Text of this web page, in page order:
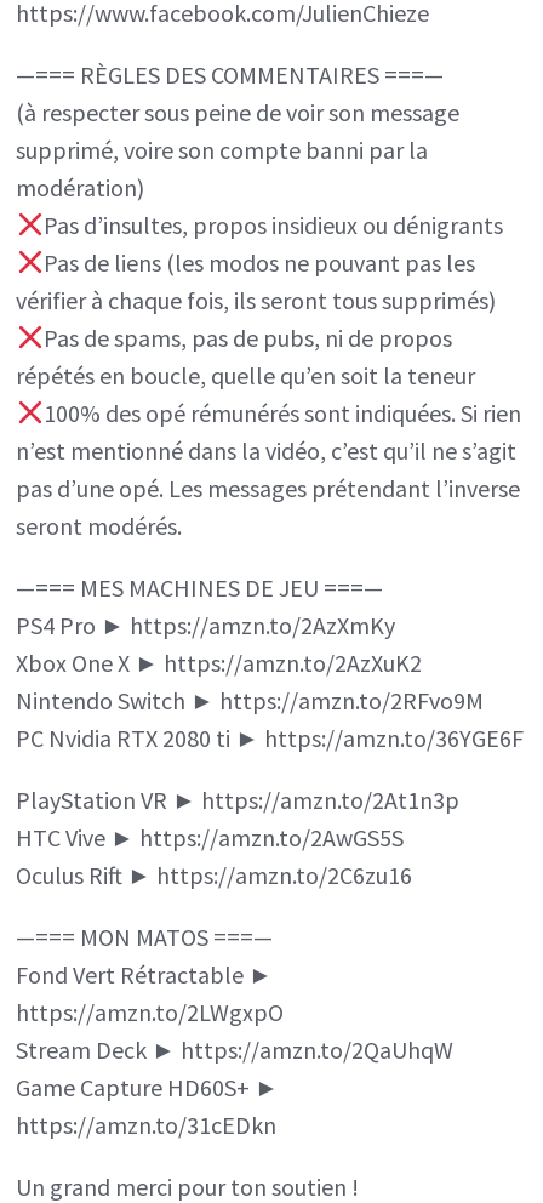
https://www.facebook.com/JulienChieze
—=== RÈGLES DES COMMENTAIRES ===—
(à respecter sous peine de voir son message
supprimé, voire son compte banni par la
modération)
Pas d’insultes, propos insidieux ou dénigrants
Pas de liens (les modos ne pouvant pas les
vérifier à chaque fois, ils seront tous supprimés)
Pas de spams, pas de pubs, ni de propos
répétés en boucle, quelle qu’en soit la teneur
100% des opé rémunérés sont indiquées. Si rien
n’est mentionné dans la vidéo, c’est qu’il ne s’agit
pas d’une opé. Les messages prétendant l’inverse
seront modérés.
—=== MES MACHINES DE JEU ===—
PS4 Pro ► https://amzn.to/2AzXmKy
Xbox One X ► https://amzn.to/2AzXuK2
Nintendo Switch ► https://amzn.to/2RFvo9M
PC Nvidia RTX 2080 ti ► https://amzn.to/36YGE6F
PlayStation VR ► https://amzn.to/2At1n3p
HTC Vive ► https://amzn.to/2AwGS5S
Oculus Rift ► https://amzn.to/2C6zu16
—=== MON MATOS ===—
Fond Vert Rétractable ►
https://amzn.to/2LWgxpO
Stream Deck ► https://amzn.to/2QaUhqW
Game Capture HD60S+ ►
https://amzn.to/31cEDkn
Un grand merci pour ton soutien !